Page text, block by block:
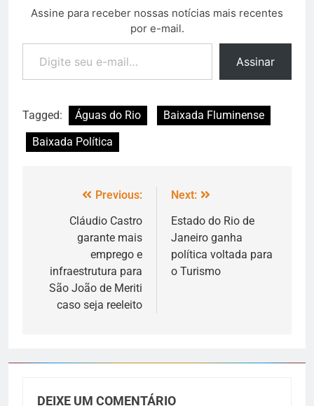
Assine para receber nossas notícias mais recentes
por e-mail.
Assinar
Tagged: Águas do Rio
Baixada Fluminense
Baixada Política
Previous:
Cláudio Castro
garante mais
emprego e
infraestrutura para
São João de Meriti
caso seja reeleito
Next:
Estado do Rio de
Janeiro ganha
política voltada para
o Turismo
DEIXE UM COMENTÁRIO